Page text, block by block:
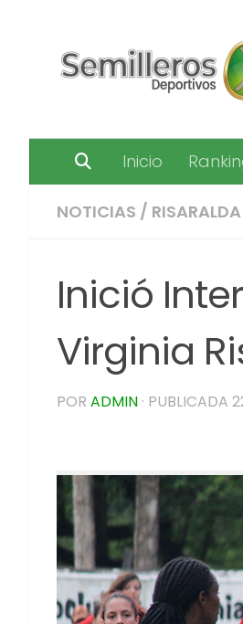
Inicio
NOTICIAS / RISARALDA
Inició
Virginia
POR ADMIN · PUBLICADA